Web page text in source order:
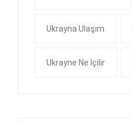
Ukrayna Ulaşım
Ukrayne Ne Içilir